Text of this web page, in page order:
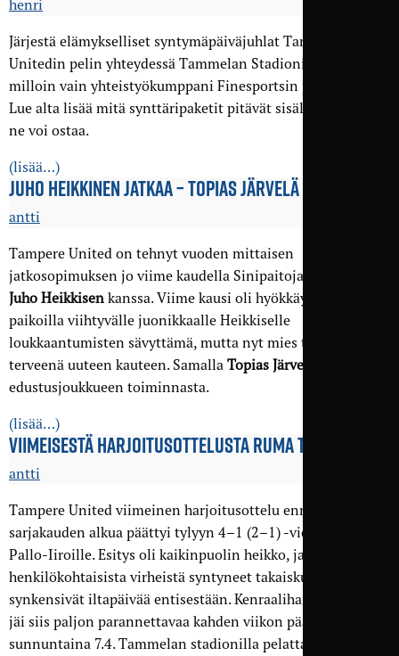
henri
Järjestä elämykselliset syntymäpäiväjuhlat Tampere
Unitedin pelin yhteydessä Tammelan Stadionilla tai
milloin vain yhteistyökumppani Finesportsin pelitiloilla.
Lue alta lisää mitä synttäripaketit pitävät sisällään ja mistä
ne voi ostaa.
(lisää…)
JUHO HEIKKINEN JATKAA – TOPIAS JÄRVELÄ JÄÄ POIS
antti
Tampere United on tehnyt vuoden mittaisen
jatkosopimuksen jo viime kaudella Sinipaitoja edustaneen
Juho Heikkisen kanssa. Viime kausi oli hyökkäyspään eri
paikoilla viihtyvälle juonikkaalle Heikkiselle
loukkaantumisten sävyttämä, mutta nyt mies tähtää
terveenä uuteen kauteen. Samalla Topias Järvelä
edustusjoukkueen toiminnasta.
(lisää…)
VIIMEISESTÄ HARJOITUS­OTTELUSTA RUMA TAPPIO
antti
Tampere United viimeinen harjoitusottelu ennen
sarjakauden alkua päättyi tylyyn 4–1 (2–1) -vierastappioon
Pallo-Iiroille. Esitys oli kaikinpuolin heikko, ja
henkilökohtaisista virheistä syntyneet takaiskut
synkensivät iltapäivää entisestään. Kenraaliharjoituksesta
jäi siis paljon parannettavaa kahden viikon päästä
sunnuntaina 7.4. Tammelan stadionilla pelattavaan